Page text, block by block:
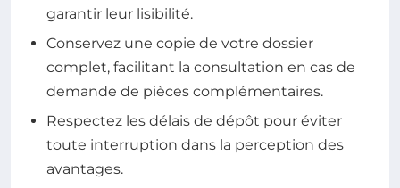
garantir leur lisibilité.
Conservez une copie de votre dossier
complet, facilitant la consultation en cas de
demande de pièces complémentaires.
Respectez les délais de dépôt pour éviter
toute interruption dans la perception des
avantages.